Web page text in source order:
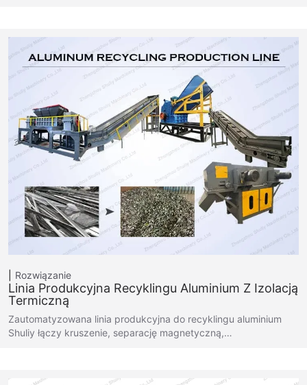
Rozwiązanie
Linia Produkcyjna Recyklingu Aluminium Z Izolacją
Termiczną
Zautomatyzowana linia produkcyjna do recyklingu aluminium
Shuliy łączy kruszenie, separację magnetyczną,…